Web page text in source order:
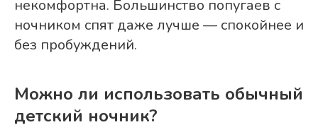
некомфортна. Большинство попугаев с
ночником спят даже лучше — спокойнее и
без пробуждений.
Можно ли использовать обычный
детский ночник?